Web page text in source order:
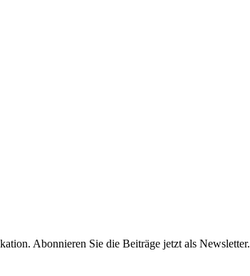
Abonnieren Sie die Beiträge jetzt als Newsletter.